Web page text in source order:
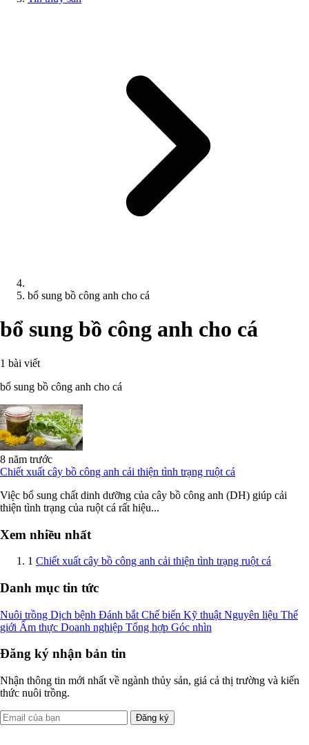
bổ sung bồ công anh cho cá
bổ sung bồ công anh cho cá
1 bài viết
bổ sung bồ công anh cho cá
8 năm trước
Chiết xuất cây bồ công anh cải thiện tình trạng ruột cá
Việc bổ sung chất dinh dưỡng của cây bồ công anh (DH) giúp cải
thiện tình trạng của ruột cá rất hiệu...
Xem nhiều nhất
1 Chiết xuất cây bồ công anh cải thiện tình trạng ruột cá
Danh mục tin tức
Nuôi trồng Dịch bệnh Đánh bắt Chế biến Kỹ thuật Nguyên liệu Thế
giới Ẩm thực Doanh nghiệp Tổng hợp Góc nhìn
Đăng ký nhận bản tin
Nhận thông tin mới nhất về ngành thủy sản, giá cả thị trường và kiến
thức nuôi trồng.
Đăng ký